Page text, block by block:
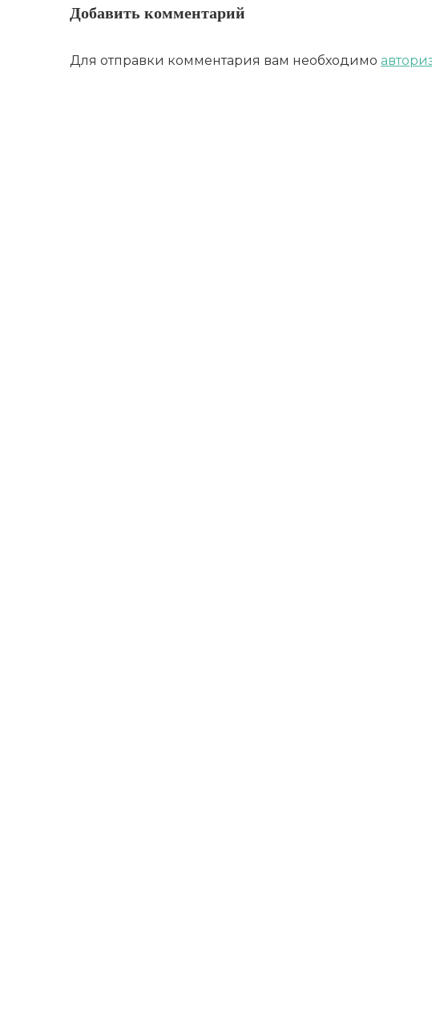
Добавить комментарий
Для отправки комментария вам необходимо